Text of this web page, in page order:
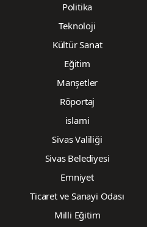
Politika
Teknoloji
Kültür Sanat
Eğitim
Manşetler
Röportaj
islami
Sivas Valiliği
Sivas Belediyesi
Emniyet
Ticaret ve Sanayi Odası
Milli Eğitim